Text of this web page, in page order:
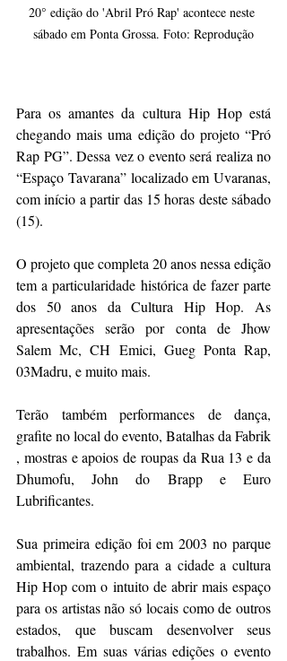
20° edição do 'Abril Pró Rap' acontece neste
sábado em Ponta Grossa. Foto: Reprodução
Para os amantes da cultura Hip Hop está
chegando mais uma edição do projeto “Pró
Rap PG”. Dessa vez o evento será realiza no
“Espaço Tavarana” localizado em Uvaranas,
com início a partir das 15 horas deste sábado
(15).
O projeto que completa 20 anos nessa edição
tem a particularidade histórica de fazer parte
dos 50 anos da Cultura Hip Hop. As
apresentações serão por conta de Jhow
Salem Mc, CH Emici, Gueg Ponta Rap,
03Madru, e muito mais.
Terão também performances de dança,
grafite no local do evento, Batalhas da Fabrik
, mostras e apoios de roupas da Rua 13 e da
Dhumofu, John do Brapp e Euro
Lubrificantes.
Sua primeira edição foi em 2003 no parque
ambiental, trazendo para a cidade a cultura
Hip Hop com o intuito de abrir mais espaço
para os artistas não só locais como de outros
estados, que buscam desenvolver seus
trabalhos. Em suas várias edições o evento